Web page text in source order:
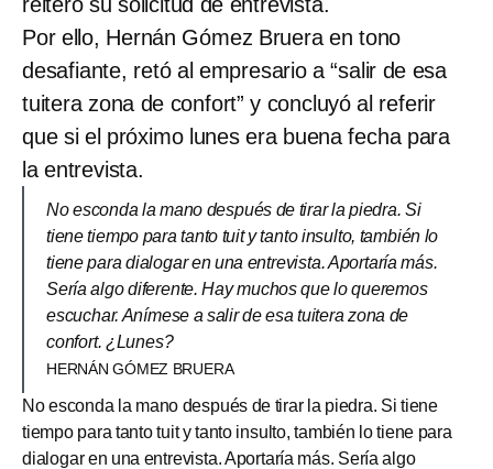
Por ello, Hernán Gómez Bruera en tono
desafiante, retó al empresario a “salir de esa
tuitera zona de confort” y concluyó al referir
que si el próximo lunes era buena fecha para
la entrevista.
No esconda la mano después de tirar la piedra. Si
tiene tiempo para tanto tuit y tanto insulto, también lo
tiene para dialogar en una entrevista. Aportaría más.
Sería algo diferente. Hay muchos que lo queremos
escuchar. Anímese a salir de esa tuitera zona de
confort. ¿Lunes?
HERNÁN GÓMEZ BRUERA
No esconda la mano después de tirar la piedra. Si tiene
tiempo para tanto tuit y tanto insulto, también lo tiene para
dialogar en una entrevista. Aportaría más. Sería algo